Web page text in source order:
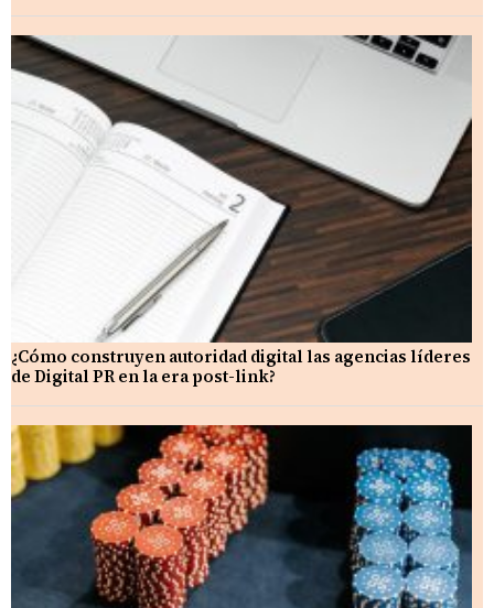
¿Cómo construyen autoridad digital las agencias líderes
de Digital PR en la era post-link?